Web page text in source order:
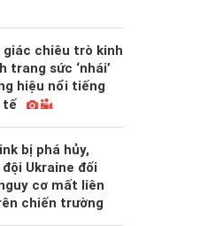
giác chiêu trò kinh
trang sức ‘nhái’
hiệu nổi tiếng
tế
bị phá hủy,
đội Ukraine đối
cơ mất liên
chiến trường